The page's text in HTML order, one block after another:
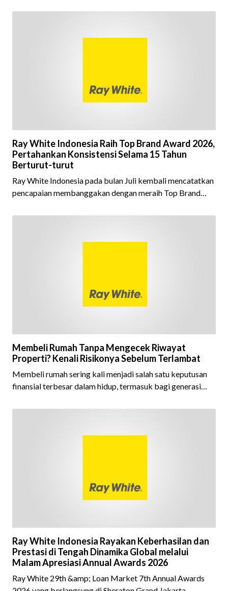
Ray White Indonesia Raih Top Brand Award 2026,
Pertahankan Konsistensi Selama 15 Tahun
Berturut-turut
Ray White Indonesia pada bulan Juli kembali mencatatkan
pencapaian membanggakan dengan meraih Top Brand
ini menjadi semakin istimewa karena Ray White Indonesia
tahun berturut-turut, sebuah bukti nyata atas konsistensi,
Membeli Rumah Tanpa Mengecek Riwayat
Properti? Kenali Risikonya Sebelum Terlambat
Membeli rumah sering kali menjadi salah satu keputusan
finansial terbesar dalam hidup, termasuk bagi generasi
kepemilikan hunian maupun investasi properti. Namun
fokus pada harga atau lokasi tanpa memperhatikan
Ray White Indonesia Rayakan Keberhasilan dan
Prestasi di Tengah Dinamika Global melalui
Malam Apresiasi Annual Awards 2026
Ray White 29th &amp; Loan Market 7th Annual Awards